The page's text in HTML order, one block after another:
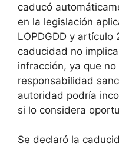
caducó
en la legislación
LOPDGDD y artículo
caducidad no
infracción, ya que
responsabilidad
autoridad podría
si lo considera
Se declaró la